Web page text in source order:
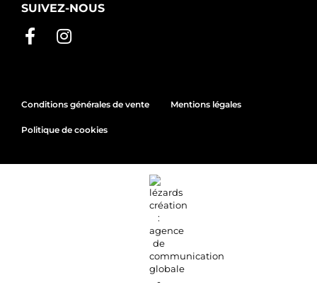
SUIVEZ-NOUS
Conditions générales de vente Mentions légales
Politique de cookies